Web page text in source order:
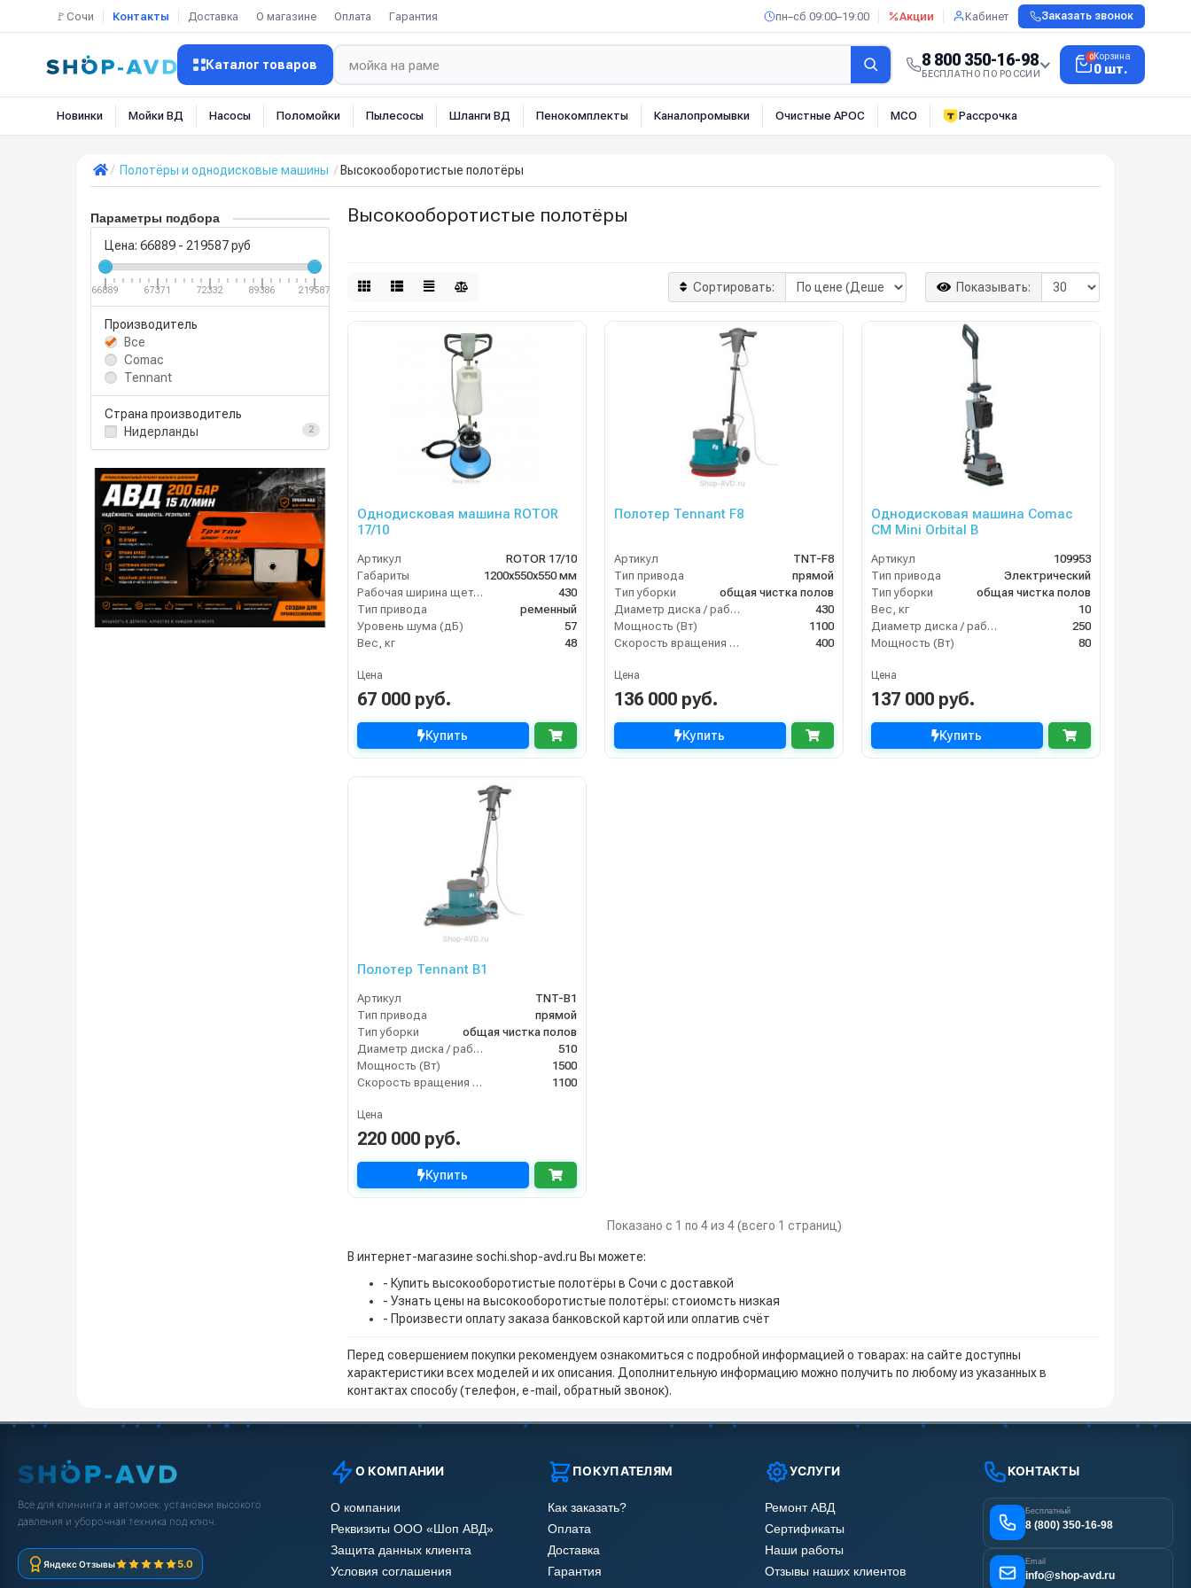
🚩Сочи Контакты Доставка О магазине Оплата Гарантия пн–сб 09:00–19:00 Акции Кабинет Заказать звонок
Каталог товаров 8 800 350-16-98
БЕСПЛАТНО ПО РОССИИ
0Корзина
0 шт.
Новинки Мойки ВД Насосы Поломойки Пылесосы Шланги ВД Пенокомплекты Каналопромывки Очистные АРОС МСО Рассрочка
Полотёры и однодисковые машины Высокооборотистые полотёры
Параметры подбора
Цена: 66889 - 219587руб
66889 67371 72332 89386 219587
Производитель
Все
Comac
Tennant
Страна производитель
Нидерланды
2
Высокооборотистые полотёры
Сортировать: Показывать:
Однодисковая машина ROTOR
17/10
Артикул
ROTOR 17/10
Габариты
1200х550х550 мм
Рабочая ширина щетки, мм
430
Тип привода
ременный
Уровень шума (дБ)
57
Вес, кг
48
Цена
67 000 руб.
Купить
Полотер Tennant F8
Артикул
TNT-F8
Тип привода
прямой
Тип уборки
общая чистка полов
Диаметр диска / рабочая ширина (мм)
430
Мощность (Вт)
1100
Скорость вращения щётки (об/мин)
400
Цена
136 000 руб.
Купить
Однодисковая машина Comac
CM Mini Orbital B
Артикул
109953
Тип привода
Электрический
Тип уборки
общая чистка полов
Вес, кг
10
Диаметр диска / рабочая ширина (мм)
250
Мощность (Вт)
80
Цена
137 000 руб.
Купить
Полотер Tennant B1
Артикул
TNT-B1
Тип привода
прямой
Тип уборки
общая чистка полов
Диаметр диска / рабочая ширина (мм)
510
Мощность (Вт)
1500
Скорость вращения щётки (об/мин)
1100
Цена
220 000 руб.
Купить
Показано с 1 по 4 из 4 (всего 1 страниц)
В интернет-магазине sochi.shop-avd.ru Вы можете:
- Купить высокооборотистые полотёры в Сочи с доставкой
- Узнать цены на высокооборотистые полотёры: стоиомсть низкая
- Произвести оплату заказа банковской картой или оплатив счёт
Перед совершением покупки рекомендуем ознакомиться с подробной информацией о товарах: на сайте доступны
характеристики всех моделей и их описания. Дополнительную информацию можно получить по любому из указанных в
контактах способу (телефон, e-mail, обратный звонок).
Всё для клининга и автомоек: установки высокого
давления и уборочная техника под ключ.
Яндекс Отзывы 5.0
О КОМПАНИИ
О компании
Реквизиты ООО «Шоп АВД»
Защита данных клиента
Условия соглашения
ПОКУПАТЕЛЯМ
Как заказать?
Оплата
Доставка
Гарантия
УСЛУГИ
Ремонт АВД
Сертификаты
Наши работы
Отзывы наших клиентов
КОНТАКТЫ
Бесплатный
8 (800) 350-16-98
Email
info@shop-avd.ru